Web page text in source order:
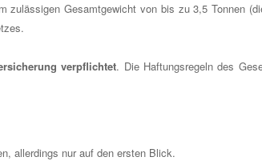
zulässigen Gesamtgewicht von bis zu 3,5 Tonnen
verpflichtet. Die Haftungsregeln des
allerdings nur auf den ersten Blick.